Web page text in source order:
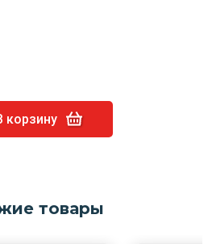
корзину
товары